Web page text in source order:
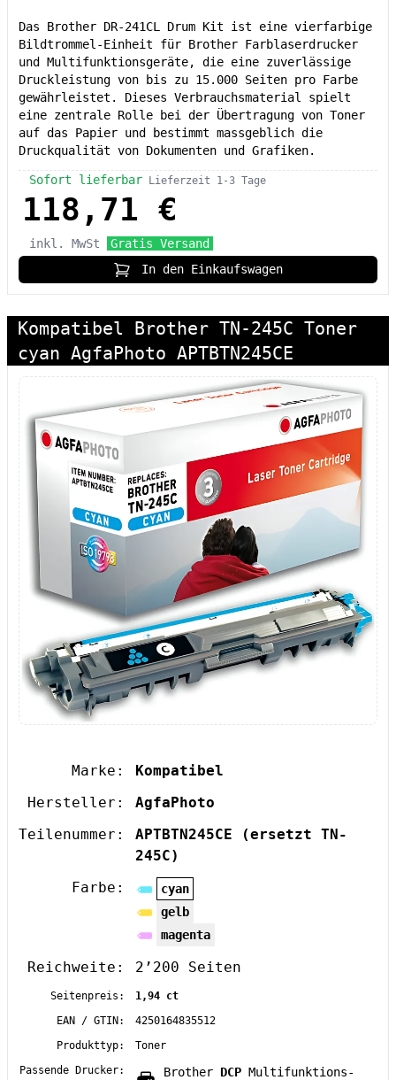
Das Brother DR-241CL Drum Kit ist eine vierfarbige
Bildtrommel-Einheit für Brother Farblaserdrucker
und Multifunktionsgeräte, die eine zuverlässige
Druckleistung von bis zu 15.000 Seiten pro Farbe
gewährleistet. Dieses Verbrauchsmaterial spielt
eine zentrale Rolle bei der Übertragung von Toner
auf das Papier und bestimmt massgeblich die
Druckqualität von Dokumenten und Grafiken.
Sofort lieferbar Lieferzeit 1-3 Tage
118,71 €
inkl. MwSt
Gratis Versand
In den Einkaufswagen
Kompatibel Brother TN-245C Toner
cyan AgfaPhoto APTBTN245CE
Marke:
Kompatibel
Hersteller:
AgfaPhoto
Teilenummer:
APTBTN245CE
(ersetzt TN-
245C)
Farbe:
cyan
gelb
magenta
Reichweite: 2’200 Seiten
Seitenpreis:
1,94 ct
EAN / GTIN:
4250164835512
Produkttyp:
Toner
Passende Drucker:
Brother DCP Multifunktions-